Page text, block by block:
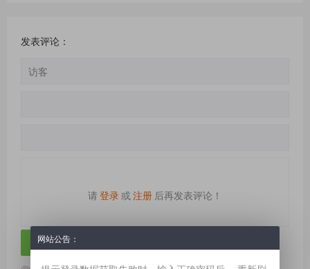
发表评论：
请登录或注册 后再发表评论！
网站公告：